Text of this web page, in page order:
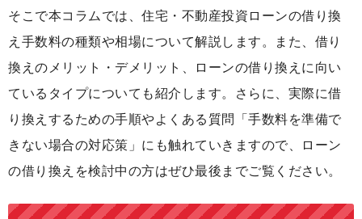
そこで本コラムでは、住宅・不動産投資ローンの借り換
え手数料の種類や相場について解説します。また、借り
換えのメリット・デメリット、ローンの借り換えに向い
ているタイプについても紹介します。さらに、実際に借
り換えするための手順やよくある質問「手数料を準備で
きない場合の対応策」にも触れていきますので、ローン
の借り換えを検討中の方はぜひ最後までご覧ください。